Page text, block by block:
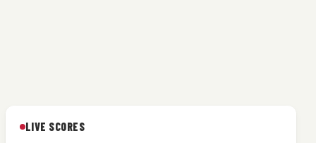
LIVE SCORES